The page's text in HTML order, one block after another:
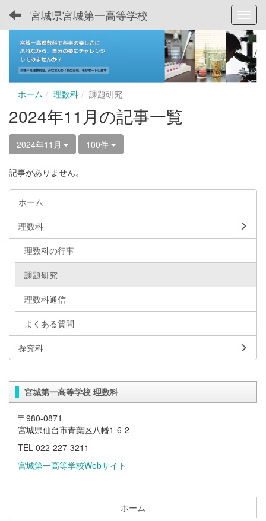
宮城県宮城第一高等学校
ホーム 理数科 課題研究
2024年11月の記事一覧
2024年11月 100件
記事がありません。
ホーム
理数科
理数科の行事
課題研究
理数科通信
よくある質問
探究科
宮城第一高等学校 理数科
〒980-0871
宮城県仙台市青葉区八幡1-6-2
TEL 022-227-3211
宮城第一高等学校Webサイト
ホーム